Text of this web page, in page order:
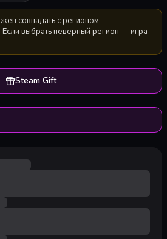
совпадать с регионом
. Если выбрать неверный регион — игра
Steam Gift